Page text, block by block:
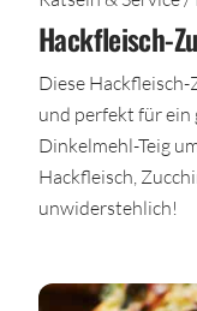
Hackfleisch-
Diese
und perfekt für ein
Dinkelmehl-Teig
Hackfleisch,
unwiderstehlich!